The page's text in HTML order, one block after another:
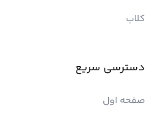
کلاب
دسترسی سریع
صفحه اول